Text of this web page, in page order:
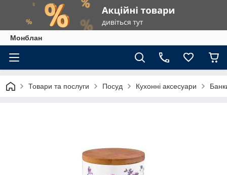
Монблан
Товари та послуги Посуд Кухонні аксесуари